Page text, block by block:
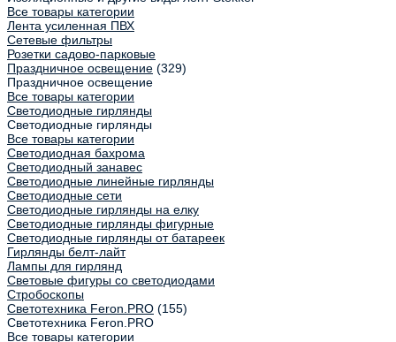
Все товары категории
Лента усиленная ПВХ
Сетевые фильтры
Розетки садово-парковые
Праздничное освещение (329)
Праздничное освещение
Все товары категории
Светодиодные гирлянды
Светодиодные гирлянды
Все товары категории
Светодиодная бахрома
Светодиодный занавес
Светодиодные линейные гирлянды
Светодиодные сети
Светодиодные гирлянды на елку
Светодиодные гирлянды фигурные
Светодиодные гирлянды от батареек
Гирлянды белт-лайт
Лампы для гирлянд
Световые фигуры со светодиодами
Стробоскопы
Светотехника Feron.PRO (155)
Светотехника Feron.PRO
Все товары категории